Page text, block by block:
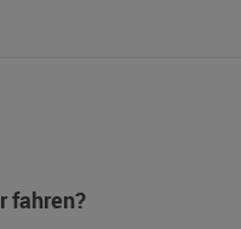
fahren?